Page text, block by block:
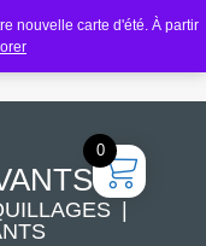
nouvelle carte d'été. À partir
0